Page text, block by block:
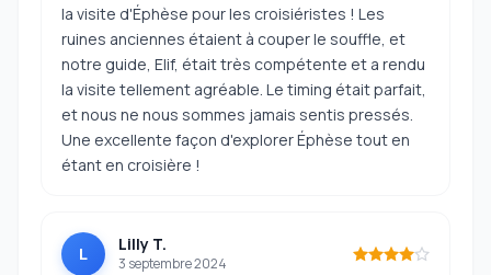
la visite d'Éphèse pour les croisiéristes ! Les
ruines anciennes étaient à couper le souffle, et
notre guide, Elif, était très compétente et a rendu
la visite tellement agréable. Le timing était parfait,
et nous ne nous sommes jamais sentis pressés.
Une excellente façon d'explorer Éphèse tout en
étant en croisière !
L Lilly T.
3 septembre 2024